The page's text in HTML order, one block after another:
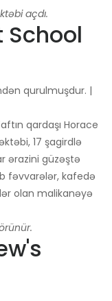
açdı.
qurulmuşdur. |
qardaşı Horace
17 şagirdlə
ərazini güzəştə
fəvvarələr, kafedə
olan malikanəyə